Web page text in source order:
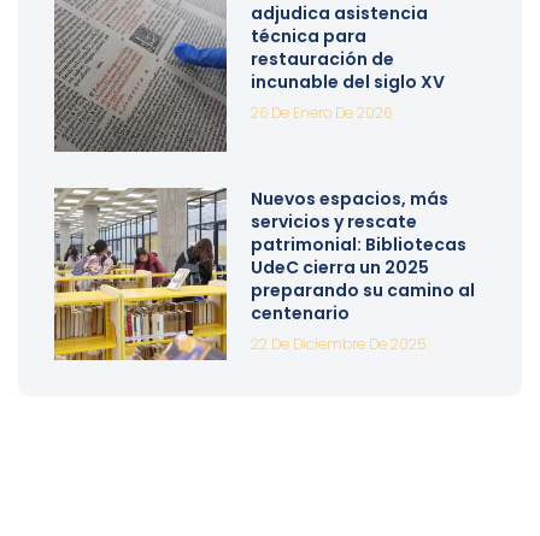
adjudica asistencia
técnica para
restauración de
incunable del siglo XV
26 De Enero De 2026
Nuevos espacios, más
servicios y rescate
patrimonial: Bibliotecas
UdeC cierra un 2025
preparando su camino al
centenario
22 De Diciembre De 2025